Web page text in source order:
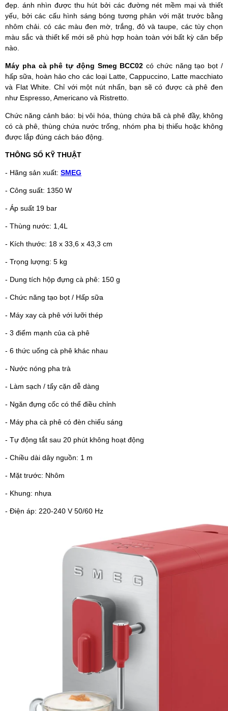
đẹp. ánh nhìn được thu hút bởi các đường nét mềm mại và thiết
yếu, bởi các cấu hình sáng bóng tương phản với mặt trước bằng
nhôm chải. có các màu đen mờ, trắng, đỏ và taupe, các tùy chọn
màu sắc và thiết kế mới sẽ phù hợp hoàn toàn với bất kỳ căn bếp
nào.
Máy pha cà phê tự động Smeg BCC02 có chức năng tạo bọt /
hấp sữa, hoàn hảo cho các loại Latte, Cappuccino, Latte macchiato
và Flat White. Chỉ với một nút nhấn, bạn sẽ có được cà phê đen
như Espresso, Americano và Ristretto.
Chức năng cảnh báo: bị vôi hóa, thùng chứa bã cà phê đầy, không
có cà phê, thùng chứa nước trống, nhóm pha bị thiếu hoặc không
được lắp đúng cách báo động.
THÔNG SỐ KỸ THUẬT
- Hãng sản xuất: SMEG
- Công suất: 1350 W
- Áp suất 19 bar
- Thùng nước: 1,4L
- Kích thước: 18 x 33,6 x 43,3 cm
- Trọng lượng: 5 kg
- Dung tích hộp đựng cà phê: 150 g
- Chức năng tạo bọt / Hấp sữa
- Máy xay cà phê với lưỡi thép
- 3 điểm mạnh của cà phê
- 6 thức uống cà phê khác nhau
- Nước nóng pha trà
- Làm sạch / tẩy cặn dễ dàng
- Ngăn đựng cốc có thể điều chỉnh
- Máy pha cà phê có đèn chiếu sáng
- Tự động tắt sau 20 phút không hoạt động
- Chiều dài dây nguồn: 1 m
- Mặt trước: Nhôm
- Khung: nhựa
- Điện áp: 220-240 V 50/60 Hz